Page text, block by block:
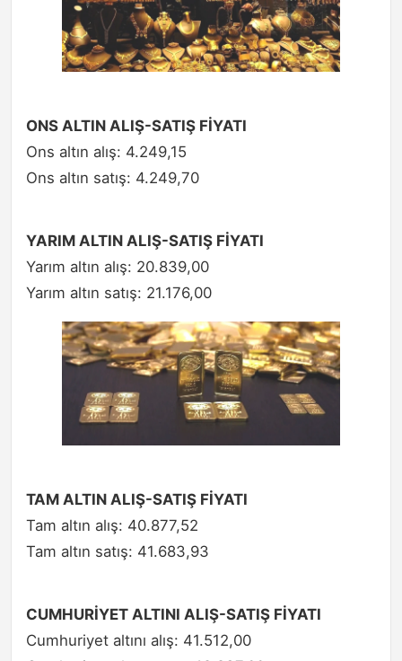
ONS ALTIN ALIŞ-SATIŞ FİYATI
Ons altın alış: 4.249,15
Ons altın satış: 4.249,70
YARIM ALTIN ALIŞ-SATIŞ FİYATI
Yarım altın alış: 20.839,00
Yarım altın satış: 21.176,00
TAM ALTIN ALIŞ-SATIŞ FİYATI
Tam altın alış: 40.877,52
Tam altın satış: 41.683,93
CUMHURİYET ALTINI ALIŞ-SATIŞ FİYATI
Cumhuriyet altını alış: 41.512,00